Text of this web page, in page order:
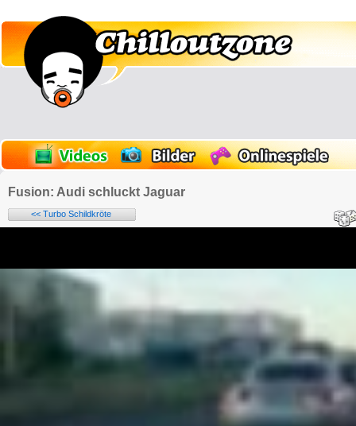
Fusion: Audi schluckt Jaguar
<< Turbo Schildkröte